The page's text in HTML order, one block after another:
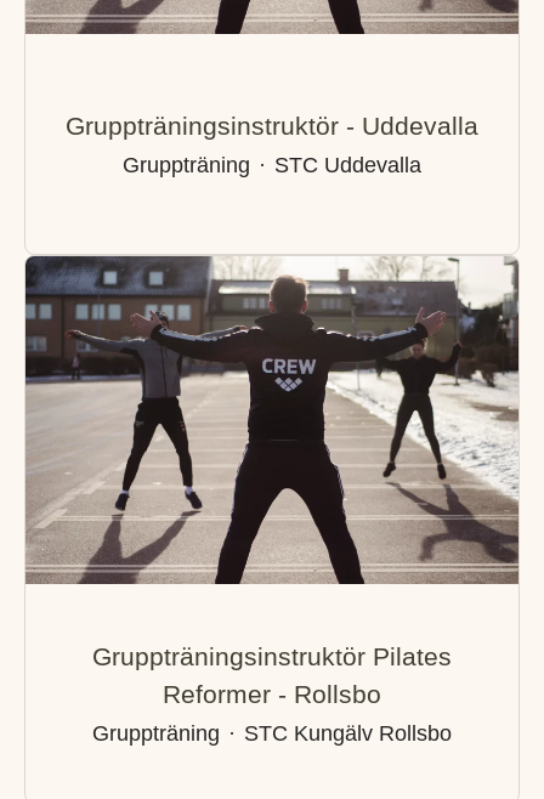
Gruppträningsinstruktör - Uddevalla
Gruppträning · STC Uddevalla
Gruppträningsinstruktör Pilates
Reformer - Rollsbo
Gruppträning · STC Kungälv Rollsbo